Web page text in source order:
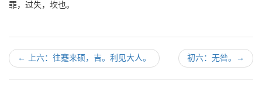
罪，过失，坎也。
← 上六：往蹇来硕，吉。利见大人。 初六：无咎。 →